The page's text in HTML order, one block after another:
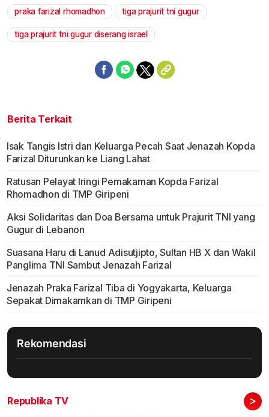
praka farizal rhomadhon tiga prajurit tni gugur
tiga prajurit tni gugur diserang israel
Berita Terkait
Isak Tangis Istri dan Keluarga Pecah Saat Jenazah Kopda
Farizal Diturunkan ke Liang Lahat
Ratusan Pelayat Iringi Pemakaman Kopda Farizal
Rhomadhon di TMP Giripeni
Aksi Solidaritas dan Doa Bersama untuk Prajurit TNI yang
Gugur di Lebanon
Suasana Haru di Lanud Adisutjipto, Sultan HB X dan Wakil
Panglima TNI Sambut Jenazah Farizal
Jenazah Praka Farizal Tiba di Yogyakarta, Keluarga
Sepakat Dimakamkan di TMP Giripeni
Rekomendasi
Republika TV >